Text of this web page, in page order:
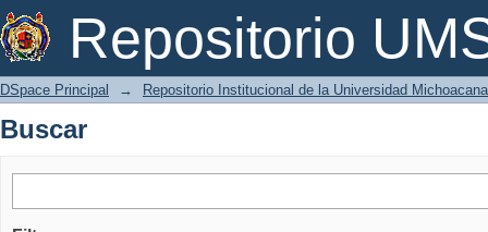
Repositorio
Buscar
DSpace Principal → Repositorio Institucional de la Universidad
Buscar